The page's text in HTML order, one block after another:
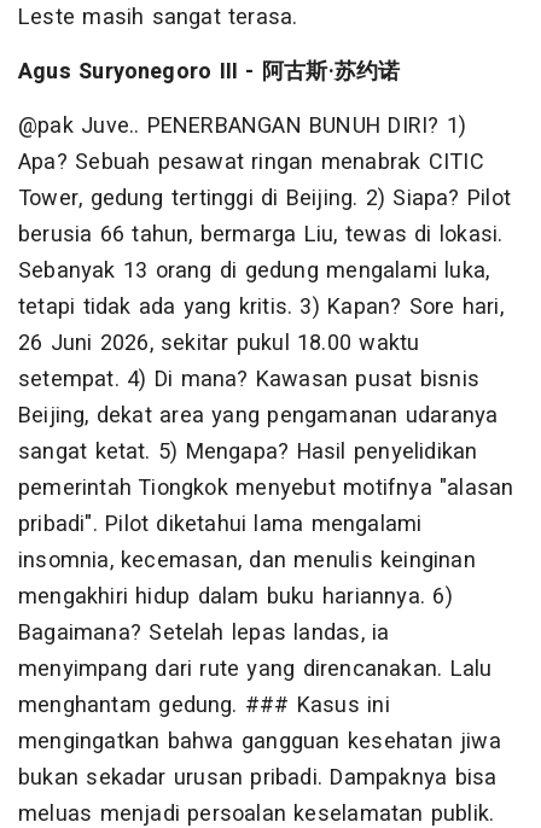
Leste masih sangat terasa.
Agus Suryonegoro III - 阿古斯·苏约诺
@pak Juve.. PENERBANGAN BUNUH DIRI? 1)
Apa? Sebuah pesawat ringan menabrak CITIC
Tower, gedung tertinggi di Beijing. 2) Siapa? Pilot
berusia 66 tahun, bermarga Liu, tewas di lokasi.
Sebanyak 13 orang di gedung mengalami luka,
tetapi tidak ada yang kritis. 3) Kapan? Sore hari,
26 Juni 2026, sekitar pukul 18.00 waktu
setempat. 4) Di mana? Kawasan pusat bisnis
Beijing, dekat area yang pengamanan udaranya
sangat ketat. 5) Mengapa? Hasil penyelidikan
pemerintah Tiongkok menyebut motifnya "alasan
pribadi". Pilot diketahui lama mengalami
insomnia, kecemasan, dan menulis keinginan
mengakhiri hidup dalam buku hariannya. 6)
Bagaimana? Setelah lepas landas, ia
menyimpang dari rute yang direncanakan. Lalu
menghantam gedung. ### Kasus ini
mengingatkan bahwa gangguan kesehatan jiwa
bukan sekadar urusan pribadi. Dampaknya bisa
meluas menjadi persoalan keselamatan publik.